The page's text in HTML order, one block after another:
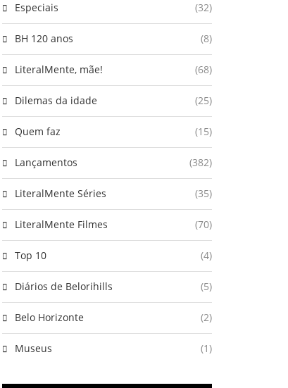
Especiais (32)
BH 120 anos (8)
LiteralMente, mãe! (68)
Dilemas da idade (25)
Quem faz (15)
Lançamentos (382)
LiteralMente Séries (35)
LiteralMente Filmes (70)
Top 10 (4)
Diários de Belorihills (5)
Belo Horizonte (2)
Museus (1)